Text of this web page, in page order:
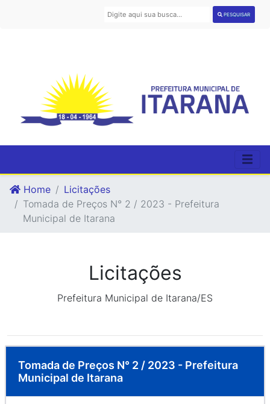
PESQUISAR
Home
Licitações
Tomada de Preços N° 2 / 2023 - Prefeitura
Municipal de Itarana
Licitações
Prefeitura Municipal de Itarana/ES
Tomada de Preços N° 2 / 2023 - Prefeitura
Municipal de Itarana